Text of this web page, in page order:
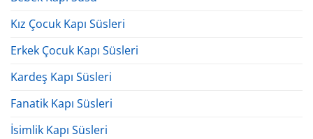
Kız Çocuk Kapı Süsleri
Erkek Çocuk Kapı Süsleri
Kardeş Kapı Süsleri
Fanatik Kapı Süsleri
İsimlik Kapı Süsleri